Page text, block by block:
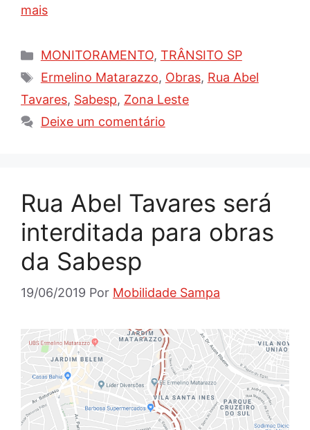
mais
Categorias
MONITORAMENTO, TRÂNSITO SP
Tags
Ermelino Matarazzo, Obras, Rua Abel
Tavares, Sabesp, Zona Leste
Deixe um comentário
Rua Abel Tavares será
interditada para obras
da Sabesp
19/06/2019 Por Mobilidade Sampa